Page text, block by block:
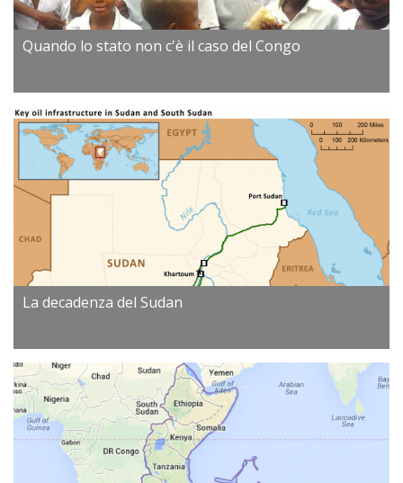
Quando lo stato non c'è il caso del Congo
La decadenza del Sudan